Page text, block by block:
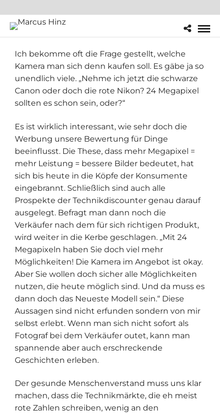
Ich bekomme oft die Frage gestellt, welche
Kamera man sich denn kaufen soll. Es gäbe ja so
unendlich viele. „Nehme ich jetzt die schwarze
Canon oder doch die rote Nikon? 24 Megapixel
sollten es schon sein, oder?“
Es ist wirklich interessant, wie sehr doch die
Werbung unsere Bewertung für Dinge
beeinflusst. Die These, dass mehr Megapixel =
mehr Leistung = bessere Bilder bedeutet, hat
sich bis heute in die Köpfe der Konsumente
eingebrannt. Schließlich sind auch alle
Prospekte der Technikdiscounter genau darauf
ausgelegt. Befragt man dann noch die
Verkäufer nach dem für sich richtigen Produkt,
wird weiter in die Kerbe geschlagen. „Mit 24
Megapixeln haben Sie doch viel mehr
Möglichkeiten! Die Kamera im Angebot ist okay.
Aber Sie wollen doch sicher alle Möglichkeiten
nutzen, die heute möglich sind. Und da muss es
dann doch das Neueste Modell sein.“ Diese
Aussagen sind nicht erfunden sondern von mir
selbst erlebt. Wenn man sich nicht sofort als
Fotograf bei dem Verkäufer outet, kann man
spannende aber auch erschreckende
Geschichten erleben.
Der gesunde Menschenverstand muss uns klar
machen, dass die Technikmärkte, die eh meist
rote Zahlen schreiben, wenig an den